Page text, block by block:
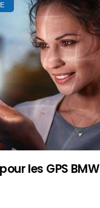
les GPS BMW